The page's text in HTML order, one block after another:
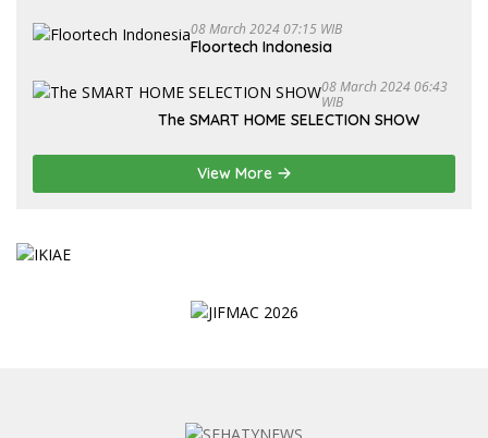
08 March 2024 07:15 WIB
Floortech Indonesia
08 March 2024 06:43
WIB
The SMART HOME SELECTION SHOW
View More